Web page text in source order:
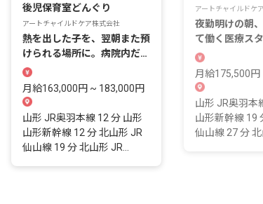
後児保育室どんぐり
アートチャイルドケア株式会社
熱を出した子を、翌朝また預
けられる場所に。病院内だか
らこそ支えられる子育てがあ
ります。
月給163,000円 ~ 183,000円
山形 JR奥羽本線 12 分 山形
山形新幹線 12 分 北山形 JR
仙山線 19 分 北山形 JR...
アートチャイルドケ
夜勤明けの朝
て働く医療ス
保育所という
えます。
月給175,500
山形 JR奥羽本
山形新幹線 19
仙山線 27 分 北